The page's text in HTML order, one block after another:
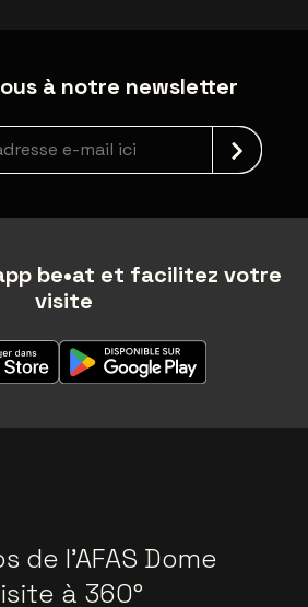
à notre newsletter
be•at et facilitez votre
visite
de l'AFAS Dome
à 360°